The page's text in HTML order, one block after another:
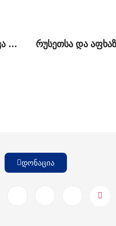
ხელმისაწვდომი ჯანდაცვა საქართველოს ოკუპირებულ ტერიტორიაზე მცხოვრები მოსახლეობისათვის: მიღწევები და გამოწვევები
დონაცია